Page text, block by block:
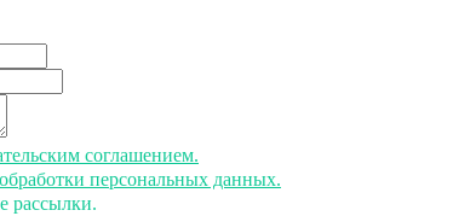
соглашением.
персональных данных.
рассылки.